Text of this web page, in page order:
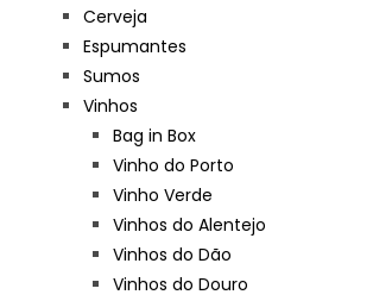
Cerveja
Espumantes
Sumos
Vinhos
Bag in Box
Vinho do Porto
Vinho Verde
Vinhos do Alentejo
Vinhos do Dão
Vinhos do Douro